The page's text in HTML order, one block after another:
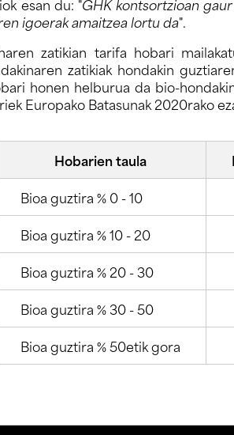
esan du: "GHK kontsortzioan
igoerak amaitzea lortu da".
zatikian tarifa hobari
zatikiak hondakin
honen helburua da bio-
Europako Batasunak 2020rako
Hobarien taula
Bioa guztira % 0 - 10
Bioa guztira % 10 - 20
Bioa guztira % 20 - 30
Bioa guztira % 30 - 50
Bioa guztira % 50etik gora